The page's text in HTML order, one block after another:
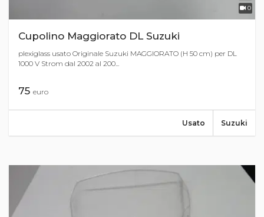
0
Cupolino Maggiorato DL Suzuki
plexiglass usato Originale Suzuki MAGGIORATO (H 50 cm) per DL
1000 V Strom dal 2002 al 200...
75 euro
Suzuki
Usato